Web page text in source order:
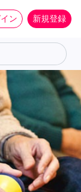
ン 新規登録